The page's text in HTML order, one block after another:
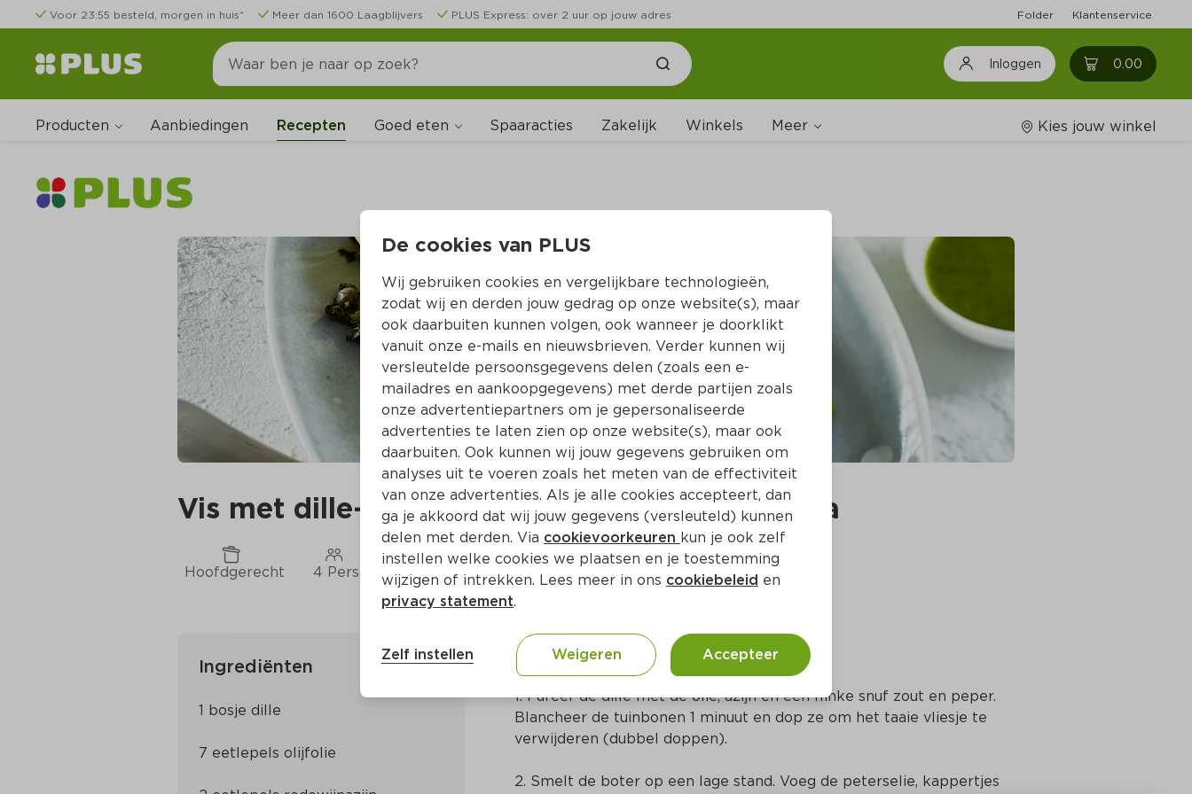
Voor 23:55 besteld, morgen in huis* Meer dan 1600 Laagblijvers PLUS Express: over 2 uur op jouw adres Folder Klantenservice
Inloggen 0.00 0
Producten Aanbiedingen Recepten Goed eten Spaaracties Zakelijk Winkels Meer
Wijnshop
Boodschappenlijstjes
Kies jouw winkel
Vis met dille-olie, tuinbonen en gesmoorde sla
Hoofdgerecht 4 Pers. Ca. 40 Min Mediterraans
Ingrediënten
Bereidingswijze
1. Pureer de dille met de olie, azijn en een flinke snuf zout en peper.
Blancheer de tuinbonen 1 minuut en dop ze om het taaie vliesje te
verwijderen (dubbel doppen).
2. Smelt de boter op een lage stand. Voeg de peterselie, kappertjes
De cookies van PLUS
Wij gebruiken cookies en vergelijkbare technologieën,
zodat wij en derden jouw gedrag op onze website(s), maar
ook daarbuiten kunnen volgen, ook wanneer je doorklikt
vanuit onze e-mails en nieuwsbrieven. Verder kunnen wij
versleutelde persoonsgegevens delen (zoals een e-
mailadres en aankoopgegevens) met derde partijen zoals
onze advertentiepartners om je gepersonaliseerde
advertenties te laten zien op onze website(s), maar ook
daarbuiten. Ook kunnen wij jouw gegevens gebruiken om
analyses uit te voeren zoals het meten van de effectiviteit
van onze advertenties. Als je alle cookies accepteert, dan
ga je akkoord dat wij jouw gegevens (versleuteld) kunnen
delen met derden. Via cookievoorkeuren kun je ook zelf
instellen welke cookies we plaatsen en je toestemming
wijzigen of intrekken. Lees meer in ons cookiebeleid en
privacy statement.
Zelf instellen Weigeren Accepteer